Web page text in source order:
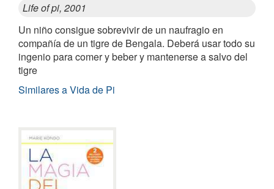
Life of pi, 2001
Un niño consigue sobrevivir de un naufragio en
compañía de un tigre de Bengala. Deberá usar todo su
ingenio para comer y beber y mantenerse a salvo del
tigre
Similares a Vida de Pi